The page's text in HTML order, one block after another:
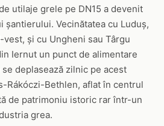
utilaje grele pe DN15 a devenit
șantierului. Vecinătatea cu Luduș,
și cu Ungheni sau Târgu
Iernut un punct de alimentare
deplasează zilnic pe acest
Rákóczi-Bethlen, aflat în centrul
de patrimoniu istoric rar într-un
grea.